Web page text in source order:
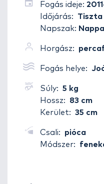
Fogás ideje:
Időjárás:
Tiszta
Napszak: Nappal
Horgász:
Fogás helye:
Súly: 5 kg
Hossz:
83 cm
Kerület: 35 cm
Csali:
pióca
Módszer: